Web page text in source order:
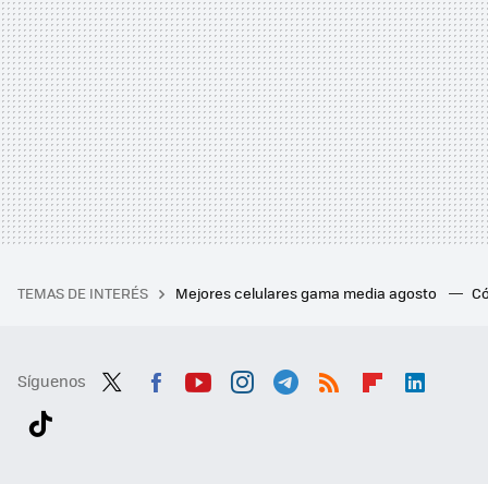
TEMAS DE INTERÉS Mejores celulares gama media agosto
Síguenos